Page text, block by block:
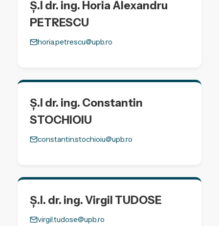
Ș.l dr. ing. Horia Alexandru
PETRESCU
horia.petrescu@upb.ro
Ș.l dr. ing. Constantin
STOCHIOIU
constantin.stochioiu@upb.ro
Ș.l. dr. ing. Virgil TUDOSE
virgil.tudose@upb.ro